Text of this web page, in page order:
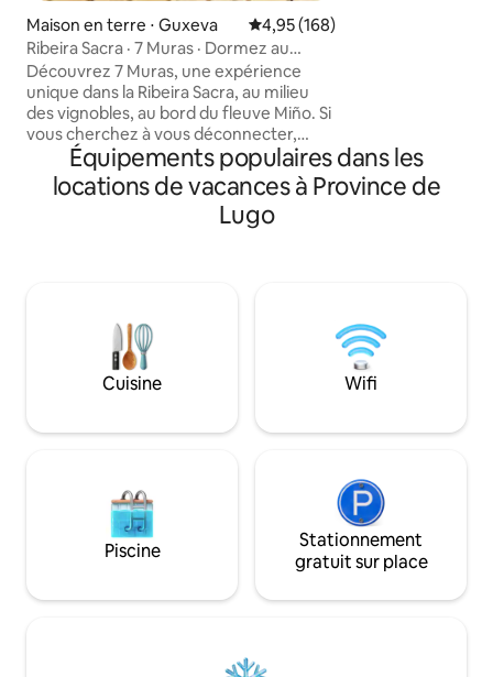
Maison en terre ⋅ Guxeva Évaluation moyenne sur la
4,95 (168)
Ribeira Sacra · 7 Muras · Dormez au
milieu des vignes
Découvrez 7 Muras, une expérience
unique dans la Ribeira Sacra, au milieu
des vignobles, au bord du fleuve Miño. Si
vous cherchez à vous déconnecter,
vous trouverez ici le silence, la nature et
la quiétude. Vous dormirez dans une
cave traditionnelle restaurée avec
charme, dans un cadre unique. Profitez
Idéal pour les escapades romantiques. À
quelques mètres du chemin de Saint-
Jacques-de-Compostelle en hiver.
Suivez-nous sur IG : @7_muras
cafetière pour
infusions et du
Équipements populaires dans les
locations de vacances à Province de
Lugo
Cuisine Wifi
Piscine
Stationnement
gratuit sur place